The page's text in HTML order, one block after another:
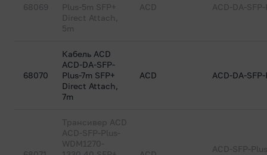
68069
Plus-5m SFP+
Direct Attach,
5m
ACD ACD-DA-
68070
Кабель ACD
ACD-DA-SFP-
Plus-7m SFP+
Direct Attach,
7m
ACD ACD-DA-
Трансивер ACD
ACD-SFP-Plus-
WDM1270-
ACD-SFP-